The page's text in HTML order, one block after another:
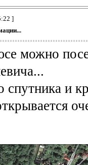
]
можно
спутника и